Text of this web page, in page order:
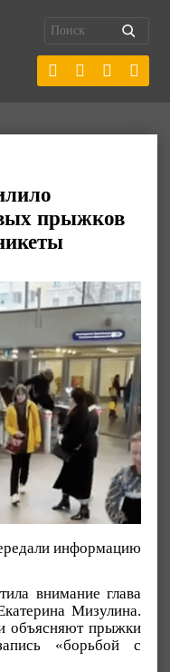
прыжков
информацию
внимание глава
Мизулина.
объясняют прыжки
«борьбой с